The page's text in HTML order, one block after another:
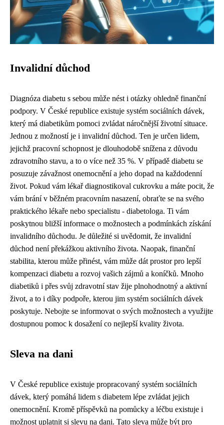
Invalidní důchod
Diagnóza diabetu s sebou může nést i otázky ohledně finanční
podpory. V České republice existuje systém sociálních dávek,
který má diabetikům pomoci zvládat náročnější životní situace.
Jednou z možností je i invalidní důchod. Ten je určen lidem,
jejichž pracovní schopnost je dlouhodobě snížena z důvodu
zdravotního stavu, a to o více než 35 %. V případě diabetu se
posuzuje závažnost onemocnění a jeho dopad na každodenní
život. Pokud vám lékař diagnostikoval cukrovku a máte pocit, že
vám brání v běžném pracovním nasazení, obraťte se na svého
praktického lékaře nebo specialistu - diabetologa. Ti vám
poskytnou bližší informace o možnostech a podmínkách získání
invalidního důchodu. Je důležité si uvědomit, že invalidní
důchod není překážkou aktivního života. Naopak, finanční
stabilita, kterou může přinést, vám může dát prostor pro lepší
kompenzaci diabetu a rozvoj vašich zájmů a koníčků. Mnoho
diabetiků i přes svůj zdravotní stav žije plnohodnotný a aktivní
život, a to i díky podpoře, kterou jim systém sociálních dávek
poskytuje. Nebojte se informovat o svých možnostech a využijte
dostupnou pomoc k dosažení co nejlepší kvality života.
Sleva na dani
V České republice existuje propracovaný systém sociálních
dávek, který pomáhá lidem s diabetem lépe zvládat jejich
onemocnění. Kromě příspěvků na pomůcky a léčbu existuje i
možnost uplatnit si slevu na dani. Tato sleva může být pro